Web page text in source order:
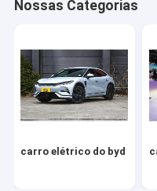
Carro elétrico Seres
Carro elétrico da Lynk
Nossas Categorias
carro elétrico do byd